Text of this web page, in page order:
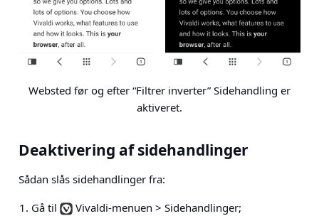
Websted før og efter “Filtrer inverter” Sidehandling er
aktiveret.
Deaktivering af sidehandlinger
Sådan slås sidehandlinger fra:
Gå til
Vivaldi-menuen > Sidehandlinger;